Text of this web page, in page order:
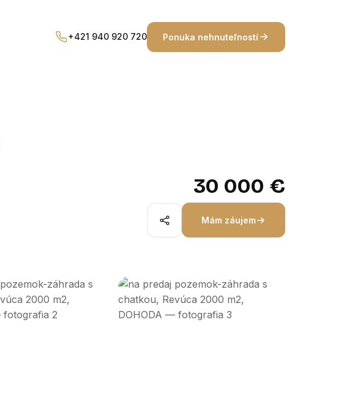
+421 940 920 720 Ponuka nehnuteľností
30 000 €
Mám záujem